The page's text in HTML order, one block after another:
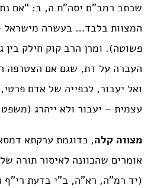
שכתב רמב”ם יסה”ת ה, ב: “אם
המצוות בלבד… בעשרה מישראל –
פשוטה). ומרן הרב קוק חילק
העברה על דת, שגם אם הצטרפה
ואל יעבור, לכפייה של אדם
עצמית – יעבור ולא ייהרג
מצווה קלה, כדוגמת ערקתא
אומרים שהכוונה לאיסור תורה
(יד רמ”ה, רא”ה, ב”י בדעת רי”ף